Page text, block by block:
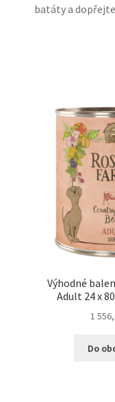
batáty a
Výhodné
Adult 24 x
1
Do